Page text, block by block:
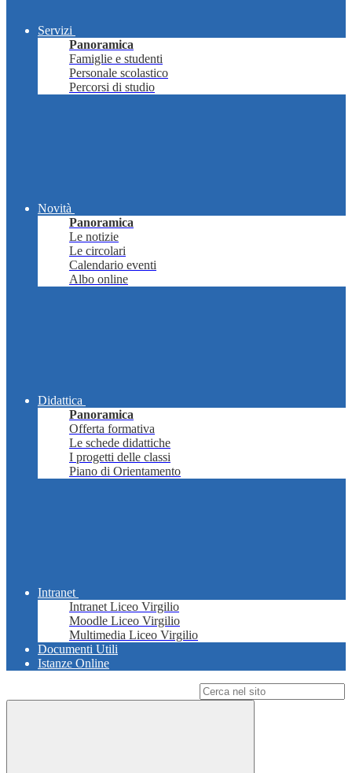
Servizi
Panoramica
Famiglie e studenti
Personale scolastico
Percorsi di studio
Novità
Panoramica
Le notizie
Le circolari
Calendario eventi
Albo online
Didattica
Panoramica
Offerta formativa
Le schede didattiche
I progetti delle classi
Piano di Orientamento
Intranet
Intranet Liceo Virgilio
Moodle Liceo Virgilio
Multimedia Liceo Virgilio
Documenti Utili
Istanze Online